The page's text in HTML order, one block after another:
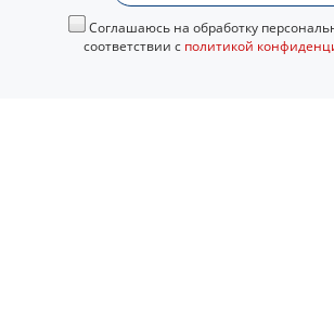
Соглашаюсь на обработку
соответствии с политикой